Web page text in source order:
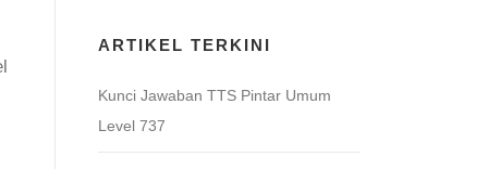
ARTIKEL TERKINI
Kunci Jawaban TTS Pintar Umum
Level 737